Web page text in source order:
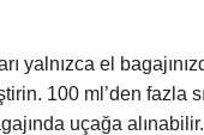
yalnızca el
100 ml’den fazla
​​uçağa alınabilir.